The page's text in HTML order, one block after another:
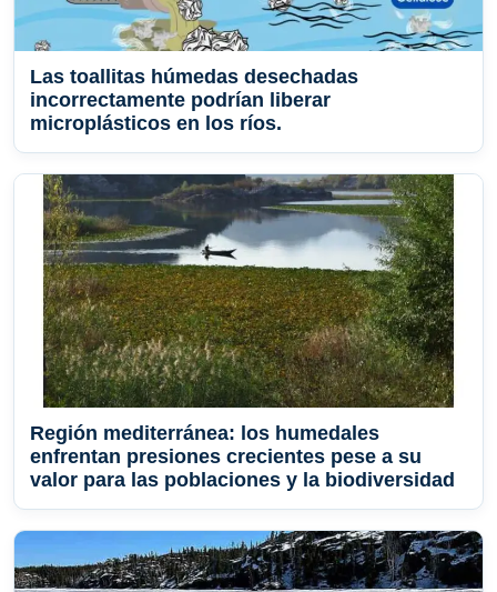
Las toallitas húmedas desechadas
incorrectamente podrían liberar
microplásticos en los ríos.
Región mediterránea: los humedales
enfrentan presiones crecientes pese a su
valor para las poblaciones y la biodiversidad